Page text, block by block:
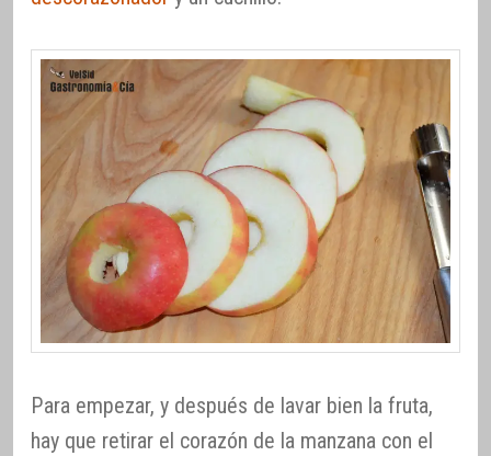
Para empezar, y después de lavar bien la fruta,
hay que retirar el corazón de la manzana con el